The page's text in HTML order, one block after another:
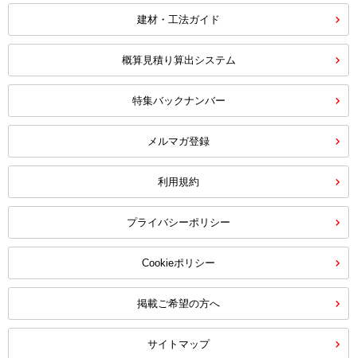
建材・工法ガイド
概算見積り算出システム
特集バックナンバー
メルマガ登録
利用規約
プライバシーポリシー
Cookieポリシー
掲載ご希望の方へ
サイトマップ